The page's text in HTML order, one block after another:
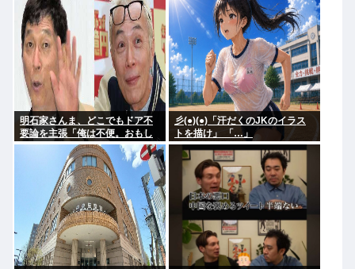
明石家さんま、どこでもドア不
要論を主張「俺は不便。おもし
ろくない」
彡(●)(●)「汗だくのJKのイラス
トを描け」 「…」